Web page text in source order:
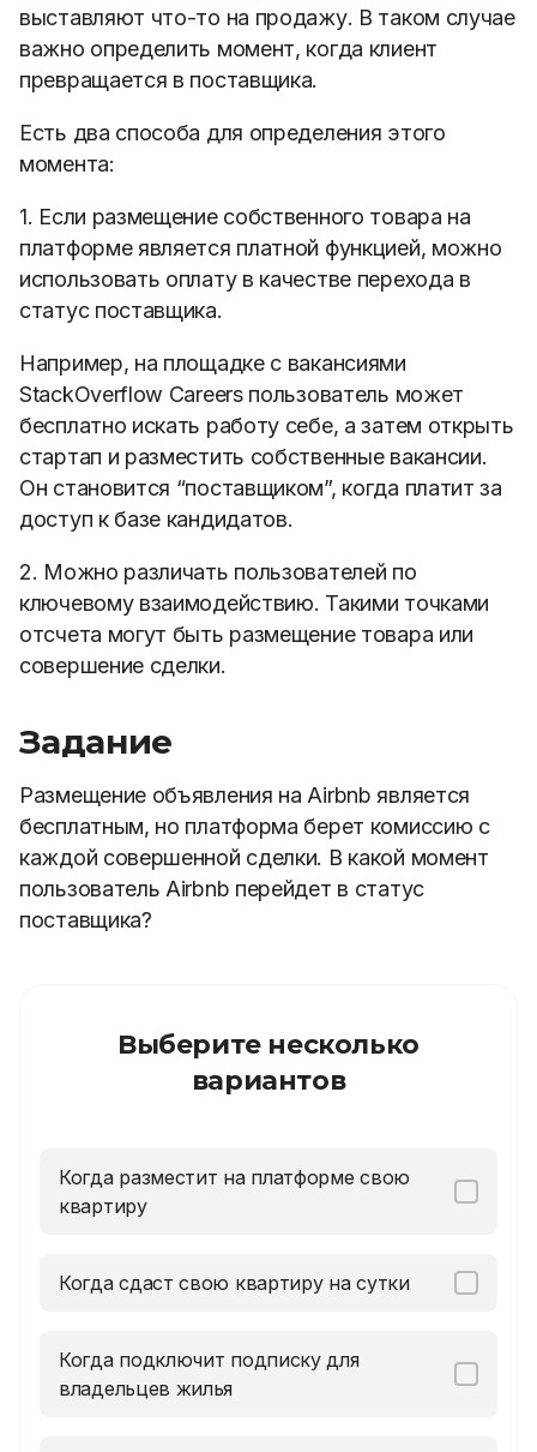
выставляют что-то на продажу. В таком случае
важно определить момент, когда клиент
превращается в поставщика.
Есть два способа для определения этого
момента:
1. Если размещение собственного товара на
платформе является платной функцией, можно
использовать оплату в качестве перехода в
статус поставщика.
Например, на площадке с вакансиями
StackOverflow Careers пользователь может
бесплатно искать работу себе, а затем открыть
стартап и разместить собственные вакансии.
Он становится “поставщиком”, когда платит за
доступ к базе кандидатов.
2. Можно различать пользователей по
ключевому взаимодействию. Такими точками
отсчета могут быть размещение товара или
совершение сделки.
Задание
Размещение объявления на Airbnb является
бесплатным, но платформа берет комиссию с
каждой совершенной сделки. В какой момент
пользователь Airbnb перейдет в статус
поставщика?
Выберите несколько
вариантов
Когда разместит на платформе свою
квартиру
Когда сдаст свою квартиру на сутки
Когда подключит подписку для
владельцев жилья